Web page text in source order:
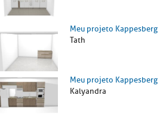
Meu projeto Kappesberg
Tath
Meu projeto Kappesberg
Kalyandra